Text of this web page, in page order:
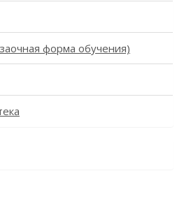
форма обучения)